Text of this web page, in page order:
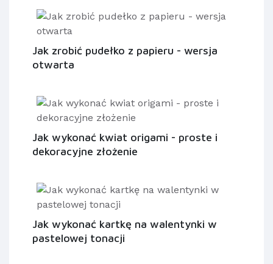
Jak zrobić pudełko z papieru - wersja
otwarta
Jak wykonać kwiat origami - proste i
dekoracyjne złożenie
Jak wykonać kartkę na walentynki w
pastelowej tonacji